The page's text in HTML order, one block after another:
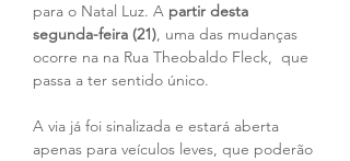
para o Natal Luz. A partir desta
segunda-feira (21), uma das mudanças
ocorre na na Rua Theobaldo Fleck,  que
passa a ter sentido único.
A via já foi sinalizada e estará aberta
apenas para veículos leves, que poderão